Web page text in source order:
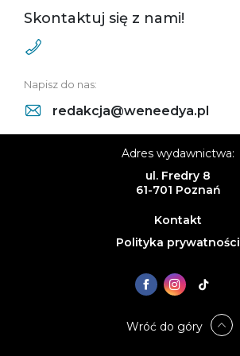
Skontaktuj się z nami!
Napisz do nas:
redakcja@weneedya.pl
Adres wydawnictwa:
ul. Fredry 8
61-701 Poznań
Kontakt
Polityka prywatności
Wróć do góry